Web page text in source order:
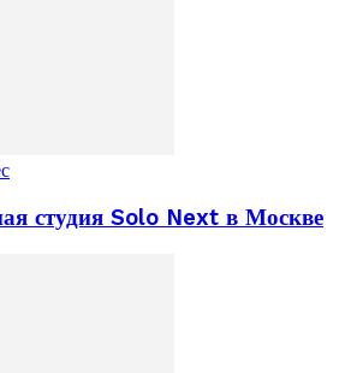
студия Solo Next в Москве